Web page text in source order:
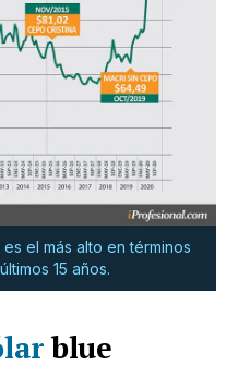
el más alto en términos
15 años.
blue